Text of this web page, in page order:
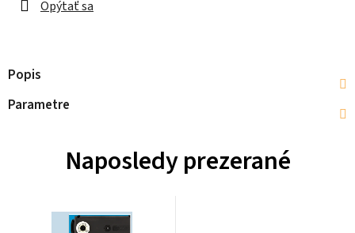
Opýtať sa
Popis
Parametre
Naposledy prezerané